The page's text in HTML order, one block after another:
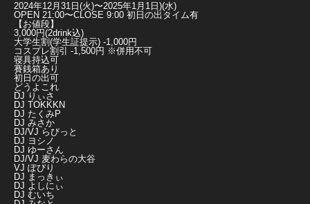
2024年12月31日(火)〜2025年1月1日)(水)
OPEN 21:00〜CLOSE 9:00 初日の出タイム有
【お値段】
3,000円(2drink込)
大学生割(学生証提示) -1,000円
コスプレ割引 -1,500円 ※併用不可
寝具持込可
賽銭箱あり
初日の出可
どうよこれ
DJ りぃさ
DJ TOKKKN
DJ たくみP
DJ みさか
DJ/VJ らびっと
DJ ヨシノ
DJ ゆーさん
DJ/VJ 麦わらの大谷
VJ ぽぴり
DJ まっきぃ
DJ よしにぃ
DJ むいち